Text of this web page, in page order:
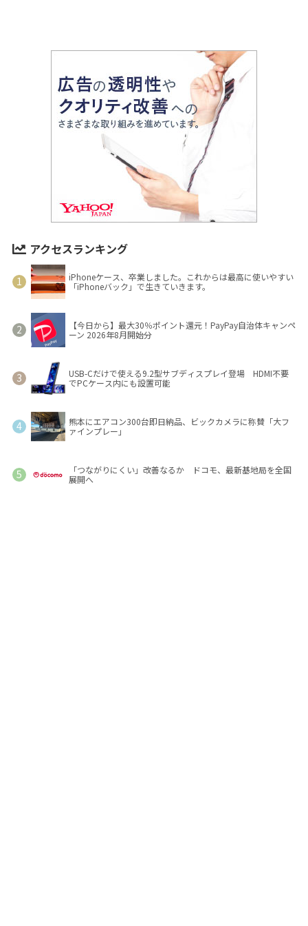
アクセスランキング
iPhoneケース、卒業しました。これからは最高に使いやすい
「iPhoneバック」で生きていきます。
【今日から】最大30％ポイント還元！PayPay自治体キャンペ
ーン 2026年8月開始分
USB-Cだけで使える9.2型サブディスプレイ登場 HDMI不要
でPCケース内にも設置可能
熊本にエアコン300台即日納品、ビックカメラに称賛「大フ
ァインプレー」
「つながりにくい」改善なるか ドコモ、最新基地局を全国
展開へ